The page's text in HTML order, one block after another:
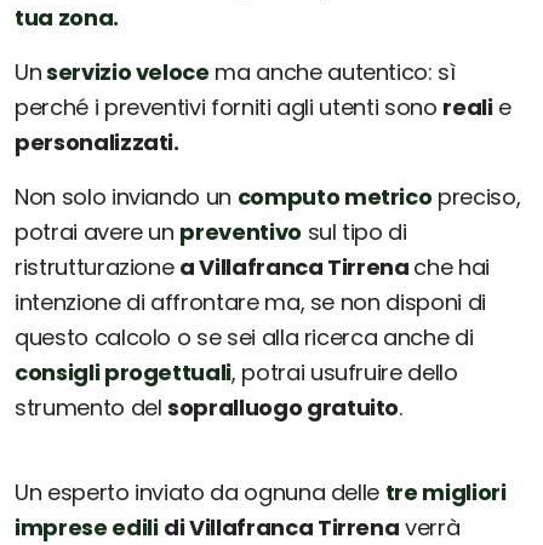
tua zona.
Unservizio veloce ma anche autentico: sì
perché i preventivi forniti agli utenti sono realie
personalizzati.
Non solo inviando un computo metrico preciso,
potrai avere un preventivo sul tipo di
ristrutturazione a Villafranca Tirrena che hai
intenzione di affrontare ma, se non disponi di
questo calcolo o se sei alla ricerca anche di
consigli progettuali, potrai usufruire dello
strumento delsopralluogo gratuito.
Un esperto inviato da ognuna delle tre migliori
imprese edili di Villafranca Tirrena verrà